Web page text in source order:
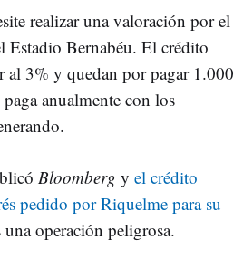
realizar una valoración por el
Estadio Bernabéu. El crédito
al 3% y quedan por pagar 1.000
anualmente con los
Bloomberg y el crédito
pedido por Riquelme para su
una operación peligrosa.